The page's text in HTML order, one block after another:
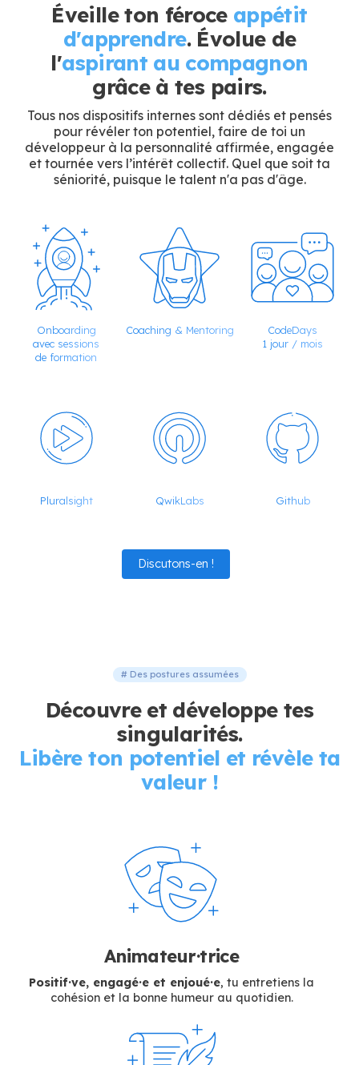
Éveille ton féroce appétit
d'apprendre. Évolue de
l'aspirant au compagnon
grâce à tes pairs.
Tous nos dispositifs internes sont dédiés et pensés
pour révéler ton potentiel, faire de toi un
développeur à la personnalité affirmée, engagée
et tournée vers l’intérêt collectif. Quel que soit ta
séniorité, puisque le talent n'a pas d'âge.
Onboarding
avec sessions
de formation
Coaching & Mentoring
CodeDays
1 jour / mois
Pluralsight QwikLabs Github
Discutons-en !
# Des postures assumées
Découvre et développe tes
singularités.
Libère ton potentiel et révèle ta
valeur !
Animateur·trice
Positif·ve, engagé·e et enjoué·e, tu entretiens la
cohésion et la bonne humeur au quotidien.